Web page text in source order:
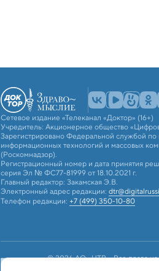
Сетевое издание «Телеканал «Доктор» (16+)
Учредитель: Акционерное общество
Зарегистрировано Федеральной службой по
информационных технологий и массовых
(Роскомнадзор).
Регистрационный номер и дата принятия
серия Эл № ФС77-81999 от 18.10.2021 г.
Главный редактор: Закамская Э.В.
Электронный адрес редакции:
Телефон редакции: +7 (499) 350-10-80
© 2026 АО «ЦТВ». Все права на